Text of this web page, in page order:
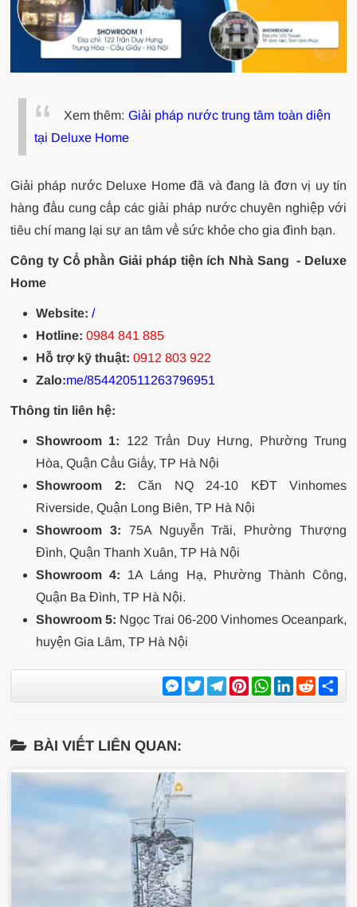
Xem thêm: Giải pháp nước trung tâm toàn diện
tại Deluxe Home
Giải pháp nước Deluxe Home đã và đang là đơn vị uy tín
hàng đầu cung cấp các giải pháp nước chuyên nghiệp với
tiêu chí mang lại sự an tâm về sức khỏe cho gia đình bạn.
Công ty Cổ phần Giải pháp tiện ích Nhà Sang - Deluxe
Home
Website: /
Hotline: 0984 841 885
Hỗ trợ kỹ thuật: 0912 803 922
Zalo:me/854420511263796951
Thông tin liên hệ:
Showroom 1: 122 Trần Duy Hưng, Phường Trung
Hòa, Quận Cầu Giấy, TP Hà Nội
Showroom 2: Căn NQ 24-10 KĐT Vinhomes
Riverside, Quận Long Biên, TP Hà Nội
Showroom 3: 75A Nguyễn Trãi, Phường Thượng
Đình, Quận Thanh Xuân, TP Hà Nội
Showroom 4: 1A Láng Hạ, Phường Thành Công,
Quận Ba Đình, TP Hà Nội.
Showroom 5: Ngọc Trai 06-200 Vinhomes Oceanpark,
huyện Gia Lâm, TP Hà Nội
Messenger
TwitterTelegram
PinterestWhatsApp
LinkedIn
Reddit
BÀI VIẾT LIÊN QUAN: